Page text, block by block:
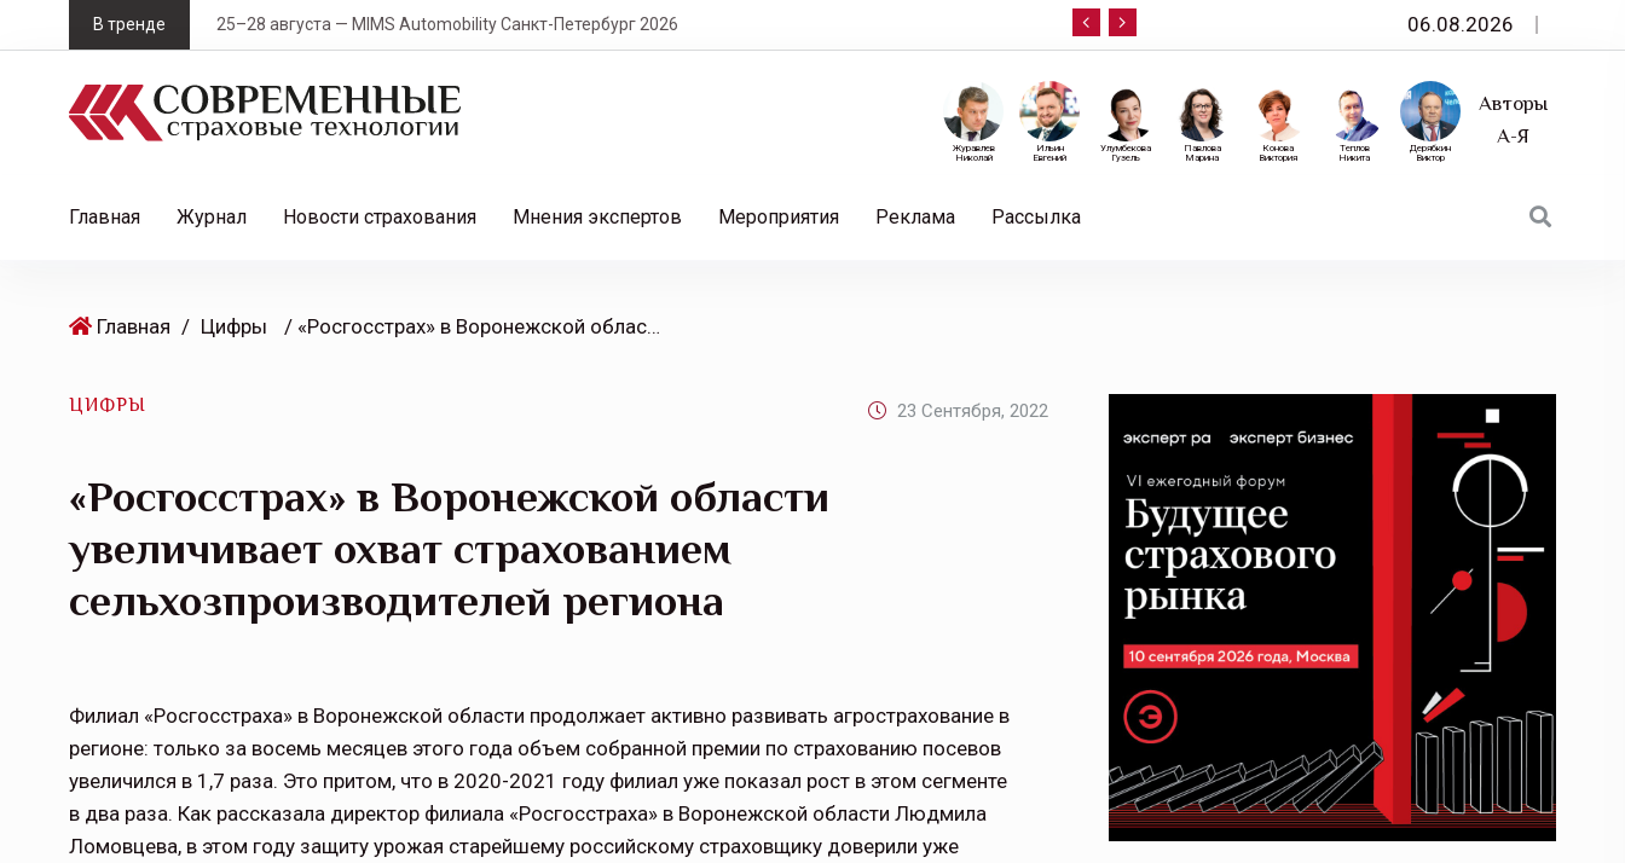
k
В тренде 25–28 августа — MIMS Automobility Санкт-Петербург 2026 10 сентября — «Эксперт РА» приглашает на
06.08.2026
Авторы
А-Я
Дерябкин
Виктор
Теплов
Никита
Конова
Виктория
Павлова
Марина
Улумбекова
Гузель
Ильин
Евгений
Журавлев
Николай
Главная Журнал Новости страхования Мнения экспертов Мероприятия Реклама Рассылка
Главная / Цифры / «Росгосстрах» в Воронежской области увеличивает охват страхованием сельхозпроизводителей региона
ЦИФРЫ 23 Сентября, 2022
«Росгосстрах» в Воронежской области
увеличивает охват страхованием
сельхозпроизводителей региона
Филиал «Росгосстраха» в Воронежской области продолжает активно развивать агрострахование в
регионе: только за восемь месяцев этого года объем собранной премии по страхованию посевов
увеличился в 1,7 раза. Это притом, что в 2020-2021 году филиал уже показал рост в этом сегменте
в два раза. Как рассказала директор филиала «Росгосстраха» в Воронежской области Людмила
Ломовцева, в этом году защиту урожая старейшему российскому страховщику доверили уже